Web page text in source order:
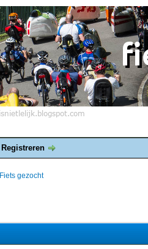
Registreren
Fiets gezocht